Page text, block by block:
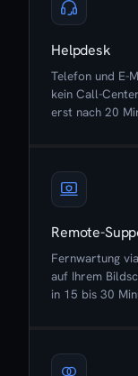
Helpdesk
Telefon und E-
kein Call-
erst nach 20
Remote-
Fernwartung
auf Ihrem
in 15 bis 30